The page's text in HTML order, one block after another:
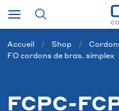
Accueil Shop
FO cordons de bras. simplex
FCPC-